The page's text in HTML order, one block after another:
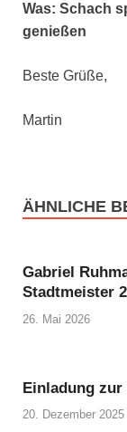
Was: Schach
genießen
Beste Grüße,
Martin
ÄHNLICHE
Gabriel
Stadtmeister
26. Mai 2026
Einladung zur
20. Dezember 2025